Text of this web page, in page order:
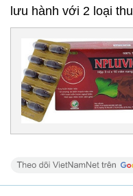
lưu hành với 2 loại